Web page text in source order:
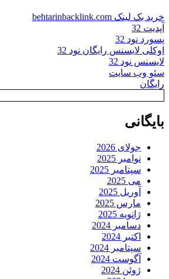
خرید بک لینک behtarinbacklink.com
آپدیت 32
پسورد نود 32
اوکلی لایسنس رایگان نود 32
لایسنس نود 32
سئو وب سایت
رایگان
بایگانی
جولای 2026
نوامبر 2025
سپتامبر 2025
می 2025
آوریل 2025
مارس 2025
ژانویه 2025
دسامبر 2024
اکتبر 2024
سپتامبر 2024
آگوست 2024
ژوئن 2024